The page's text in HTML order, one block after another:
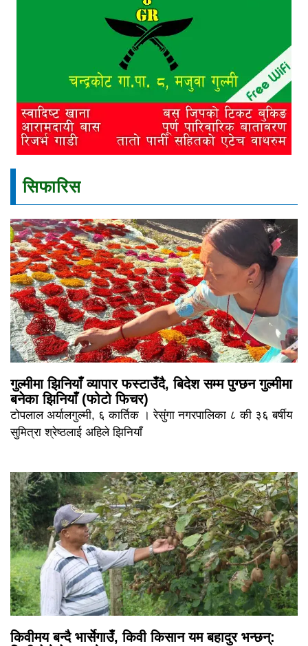
सिफारिस
गुल्मीमा झिनियाँ व्यापार फस्टाउँदै, बिदेश सम्म पुग्छन गुल्मीमा
बनेका झिनियाँ (फोटो फिचर)
टोपलाल अर्यालगुल्मी, ६ कार्तिक । रेसुंगा नगरपालिका ८ की ३६ बर्षीय
सुमित्रा श्रेष्ठलाई अहिले झिनियाँ
किवीमय बन्दै भार्सेगाउँ, किवी किसान यम बहादुर भन्छन्: